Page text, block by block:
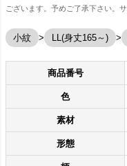
ございます。予めご了承下さい。
小紋 LL(身丈165～)
商品番号
色
素材
形態